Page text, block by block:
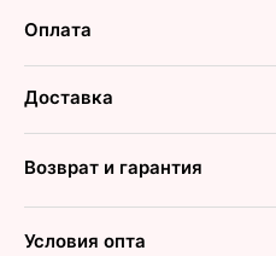
Оплата
Доставка
Возврат и гарантия
Условия опта